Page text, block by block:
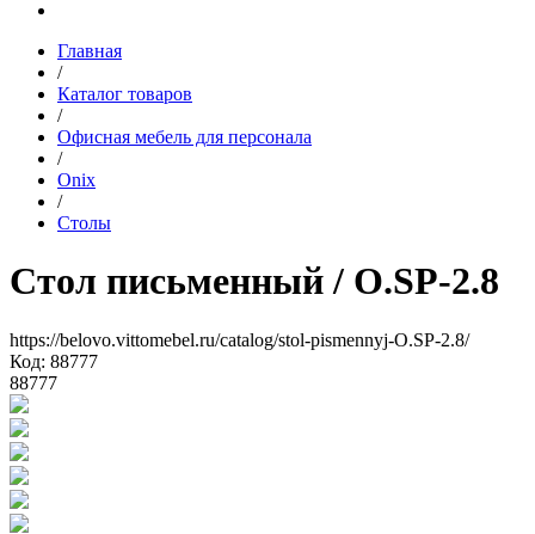
Главная
/
Каталог товаров
/
Офисная мебель для персонала
/
Onix
/
Столы
Стол письменный / O.SP-2.8
https://belovo.vittomebel.ru/catalog/stol-pismennyj-O.SP-2.8/
Код: 88777
88777